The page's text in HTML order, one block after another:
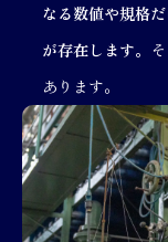
なる数値や規格
が存在します。
あります。